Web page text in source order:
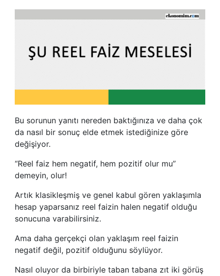
Bu sorunun yanıtı nereden baktığınıza ve daha çok
da nasıl bir sonuç elde etmek istediğinize göre
değişiyor.
“Reel faiz hem negatif, hem pozitif olur mu”
demeyin, olur!
Artık klasikleşmiş ve genel kabul gören yaklaşımla
hesap yaparsanız reel faizin halen negatif olduğu
sonucuna varabilirsiniz.
Ama daha gerçekçi olan yaklaşım reel faizin
negatif değil, pozitif olduğunu söylüyor.
Nasıl oluyor da birbiriyle taban tabana zıt iki görüş